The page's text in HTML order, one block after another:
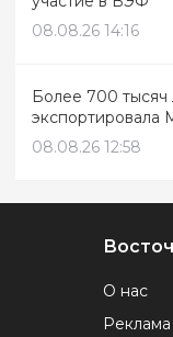
08.08.26 14:16
Более 700 тысяч
экспортировала
08.08.26 12:58
О нас
Реклама